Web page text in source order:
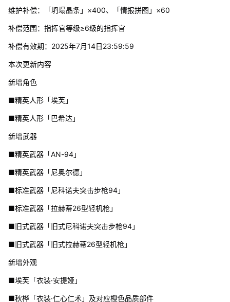
维护补偿：「坍塌晶条」×400、「情报拼图」×60
补偿范围：指挥官等级≥6级的指挥官
补偿有效期：2025年7月14日23:59:59
本次更新内容
新增角色
■精英人形「埃芙」
■精英人形「巴希达」
新增武器
■精英武器「AN-94」
■精英武器「尼奥尔德」
■标准武器「尼科诺夫突击步枪94」
■标准武器「拉赫蒂26型轻机枪」
■旧式武器「旧式尼科诺夫突击步枪94」
■旧式武器「旧式拉赫蒂26型轻机枪」
新增外观
■埃芙「衣装·安提娅」
■秋桦「衣装·仁心仁术」及对应橙色品质部件